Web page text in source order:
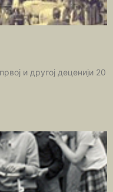
и другој деценији 20